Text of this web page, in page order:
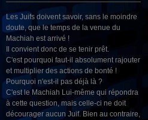
Les Juifs doivent savoir, sans le moindre
doute, que le temps de la venue du
Machiah est arrivé !
Il convient donc de se tenir prêt.
C'est pourquoi faut-il absolument rajouter
et multiplier des actions de bonté !
Pourquoi n'est-il pas déjà là ?
C'est le Machiah Lui-même qui répondra
à cette question, mais celle-ci ne doit
décourager aucun Juif. Bien au contraire,